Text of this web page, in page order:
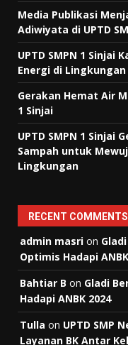
Media Publikasi
Adiwiyata di UPTD
UPTD SMPN 1 Sinjai
Energi di Lingkungan
Gerakan Hemat Air
1 Sinjai
UPTD SMPN 1 Sinjai
Sampah untuk
Lingkungan
RECENT COMMENTS
admin masri on
Optimis Hadapi
Bahtiar B on Gladi
Hadapi ANBK 2024
Tulla on UPTD SMP
Layanan BK Antar